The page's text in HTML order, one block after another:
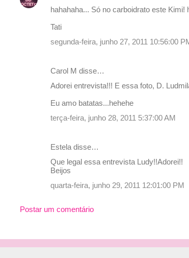
hahahaha... Só no carboidrato este Kimi!
Tati
segunda-feira, junho 27, 2011 10:56:00
Carol M disse…
Adorei entrevista!!! E essa foto, D.
Eu amo batatas...hehehe
terça-feira, junho 28, 2011 5:37:00 AM
Estela disse…
Que legal essa entrevista Ludy!!Adorei!!
Beijos
quarta-feira, junho 29, 2011 12:01:00 PM
Postar um comentário